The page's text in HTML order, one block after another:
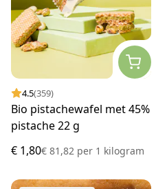
4.5(359)
Bio pistachewafel met 45%
pistache 22 g
€ 1,80€ 81,82 per 1 kilogram